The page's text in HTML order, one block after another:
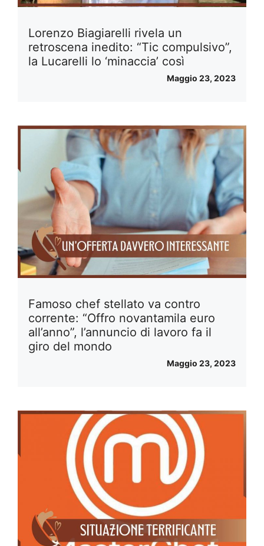
Lorenzo Biagiarelli rivela un
retroscena inedito: “Tic compulsivo”,
la Lucarelli lo ‘minaccia’ così
Maggio 23, 2023
Famoso chef stellato va contro
corrente: “Offro novantamila euro
all’anno”, l’annuncio di lavoro fa il
giro del mondo
Maggio 23, 2023